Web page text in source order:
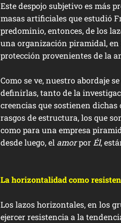
Este despojo subjetivo es más
masas artificiales que estudió
predominio, entonces, de los
una organización piramidal, en
protección provenientes de la
Como se ve, nuestro abordaje
definirlas, tanto de la
creencias que sostienen
rasgos de estructura, los que
como para una empresa
desde luego, el amorpor Él,
La horizontalidad como
Los lazos horizontales, en los
ejercer resistencia a la